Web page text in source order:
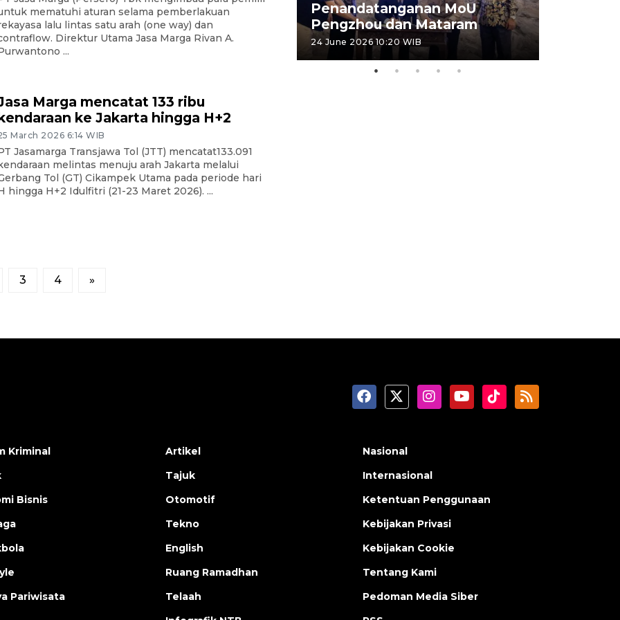
mematuhi aturan selama pemberlakuan
lalu lintas satu arah (one way) dan
Direktur Utama Jasa Marga Rivan A.
...
Marga mencatat 133 ribu
ke Jakarta hingga H+2
March 2026 6:14 WIB
Jasamarga Transjawa Tol (JTT) mencatat133.091
melintas menuju arah Jakarta melalui
Tol (GT) Cikampek Utama pada periode hari
hingga H+2 Idulfitri (21-23 Maret 2026). ...
3 4 »
Sidang putusan terdakwa
pembunuhan Brigadir Nurhadi
10 March 2026 12:55 WIB
Penandatanganan MoU
Pengzhou dan Mataram
24 June 2026 10:20 WIB
Kriminal
Bisnis
Pariwisata
Artikel
Tajuk
Otomotif
Tekno
English
Ruang Ramadhan
Telaah
Nasional
Internasional
Ketentuan Penggunaan
Kebijakan Privasi
Kebijakan Cookie
Tentang Kami
Pedoman Media Siber